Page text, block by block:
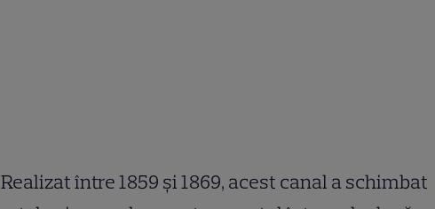
Realizat între 1859 și 1869, acest canal a schimbat